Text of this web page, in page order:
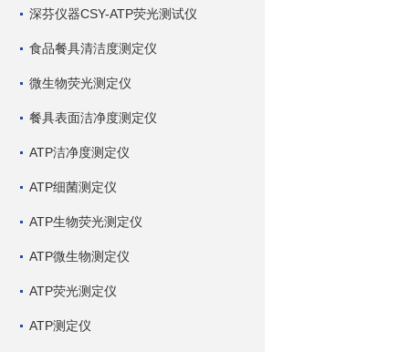
深芬仪器CSY-ATP荧光测试仪
食品餐具清洁度测定仪
微生物荧光测定仪
餐具表面洁净度测定仪
ATP洁净度测定仪
ATP细菌测定仪
ATP生物荧光测定仪
ATP微生物测定仪
ATP荧光测定仪
ATP测定仪